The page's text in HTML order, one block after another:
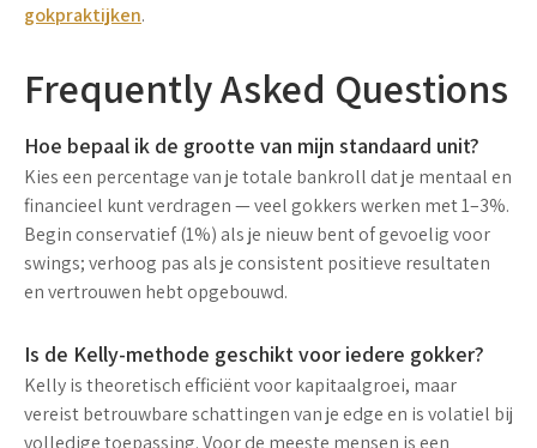
gokpraktijken.
Frequently Asked Questions
Hoe bepaal ik de grootte van mijn standaard unit?
Kies een percentage van je totale bankroll dat je mentaal en
financieel kunt verdragen — veel gokkers werken met 1–3%.
Begin conservatief (1%) als je nieuw bent of gevoelig voor
swings; verhoog pas als je consistent positieve resultaten
en vertrouwen hebt opgebouwd.
Is de Kelly-methode geschikt voor iedere gokker?
Kelly is theoretisch efficiënt voor kapitaalgroei, maar
vereist betrouwbare schattingen van je edge en is volatiel bij
volledige toepassing. Voor de meeste mensen is een